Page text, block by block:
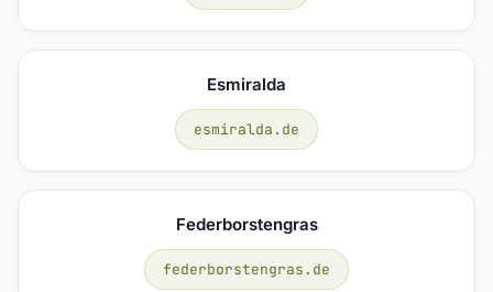
Esmiralda
esmiralda.de
Federborstengras
federborstengras.de